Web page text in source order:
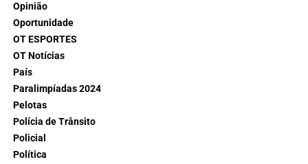
Opinião
Oportunidade
OT ESPORTES
OT Notícias
País
Paralimpíadas 2024
Pelotas
Polícia de Trânsito
Policial
Política